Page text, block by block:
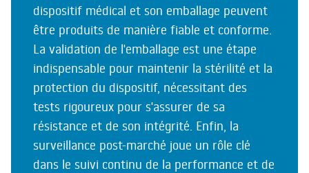
dispositif médical et son emballage peuvent
être produits de manière fiable et conforme.
La validation de l'emballage est une étape
indispensable pour maintenir la stérilité et la
protection du dispositif, nécessitant des
tests rigoureux pour s'assurer de sa
résistance et de son intégrité. Enfin, la
surveillance post-marché joue un rôle clé
dans le suivi continu de la performance et de